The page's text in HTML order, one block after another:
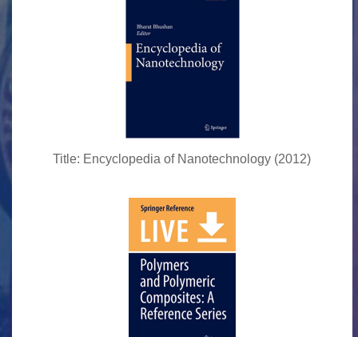
Title: Encyclopedia of Nanotechnology (2012)